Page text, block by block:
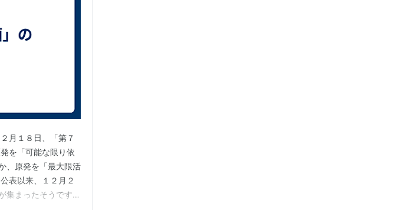
議決定。
から5年にわたり3
を自由化。2018〜
る。自民党の一部に
出を目指す。
しかなかったが、
使用制限を働きか
月１８日、「第７
を「可能な限り依
、原発を「最大限活
表以来、１２月２
集まったそうです